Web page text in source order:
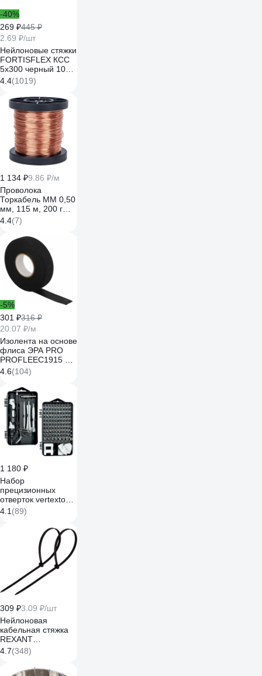
-40%
269 ₽445 ₽
2.69 ₽/шт
Нейлоновые стяжки
FORTISFLEX КСС
5х300 черный 100
штук 49417
4.4(1019)
1 134 ₽9.86 ₽/м
Проволока
Торкабель ММ 0,50
мм, 115 м, 200 г
0712179201859
4.4(7)
-5%
301 ₽316 ₽
20.07 ₽/м
Изолента на основе
флиса ЭРА PRO
PROFLEEC1915 19
мм, 15 м, 0,3 мм,
черная Б0057181
4.6(104)
1 180 ₽
Набор
прецизионных
отверток vertextools
115 предметов
0033-115
4.1 (89)
309 ₽3.09 ₽/шт
Нейлоновая
кабельная стяжка
REXANT
300x4,8мм, черная
100 шт/уп 07-1303
4.7(348)